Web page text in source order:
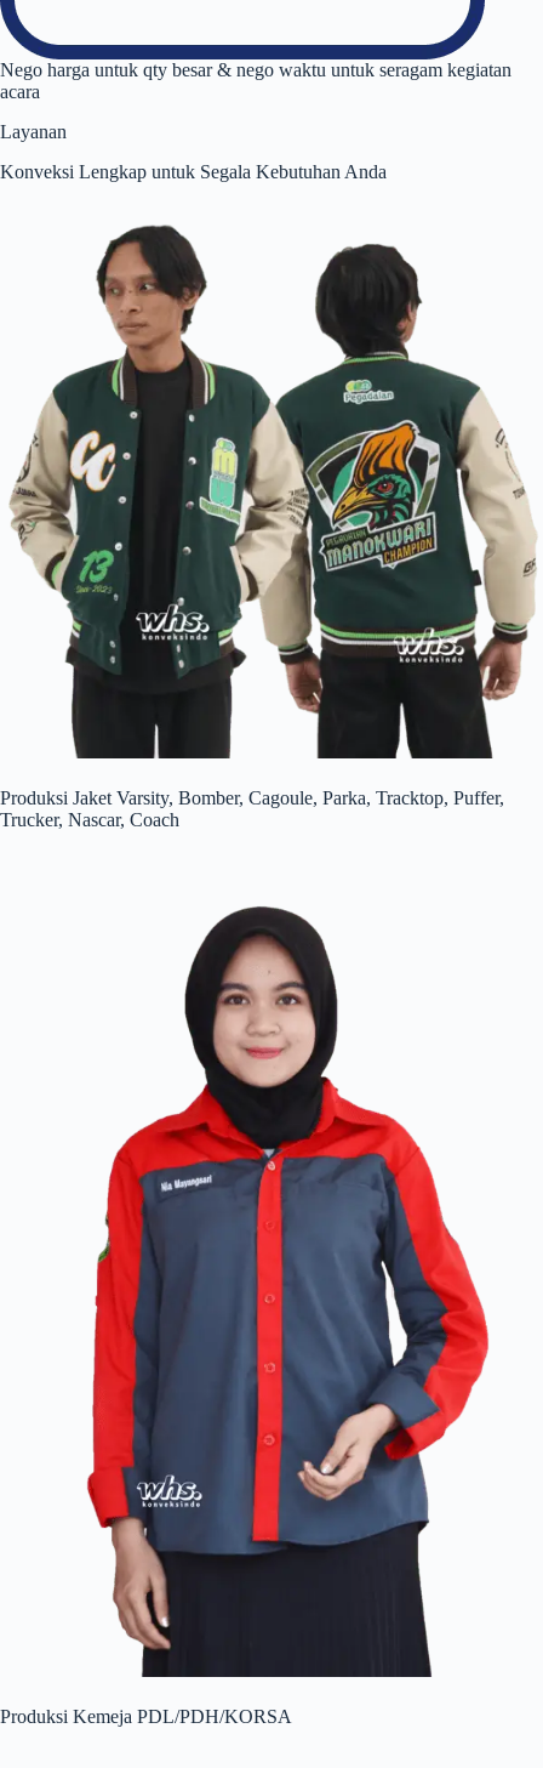
Nego harga untuk qty besar & nego waktu untuk seragam kegiatan
acara
Layanan
Konveksi Lengkap untuk Segala Kebutuhan Anda
Produksi Jaket Varsity, Bomber, Cagoule, Parka, Tracktop, Puffer,
Trucker, Nascar, Coach
Produksi Kemeja PDL/PDH/KORSA